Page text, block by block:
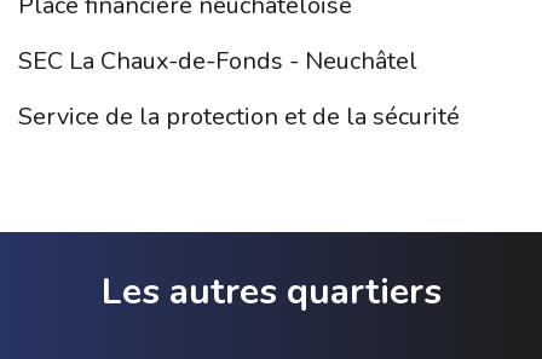
SEC La Chaux-de-Fonds - Neuchâtel
Service de la protection et de la sécurité
Les autres quartiers